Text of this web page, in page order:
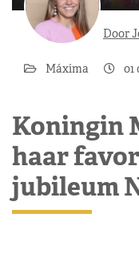
Door
Máxima 01
Koningin
haar
jubileum